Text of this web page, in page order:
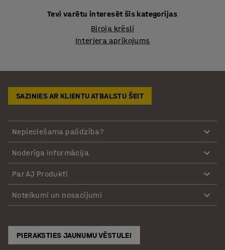
Tevi varētu interesēt šīs kategorijas
Biroja krēsli
Interjera aprīkojums
SAZINIES AR KLIENTU ATBALSTU ŠEIT
Nepieciešama palīdzība?
Noderīga informācija
Par AJ Produkti
Noteikumi un nosacījumi
PIERAKSTIES JAUNUMU VĒSTULEI